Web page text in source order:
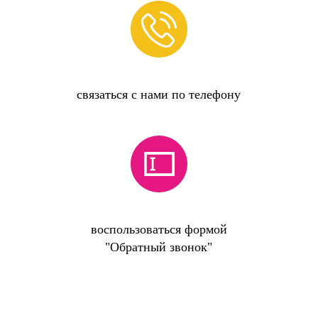
связаться с нами по телефону
воспользоваться формой
"Обратный звонок"